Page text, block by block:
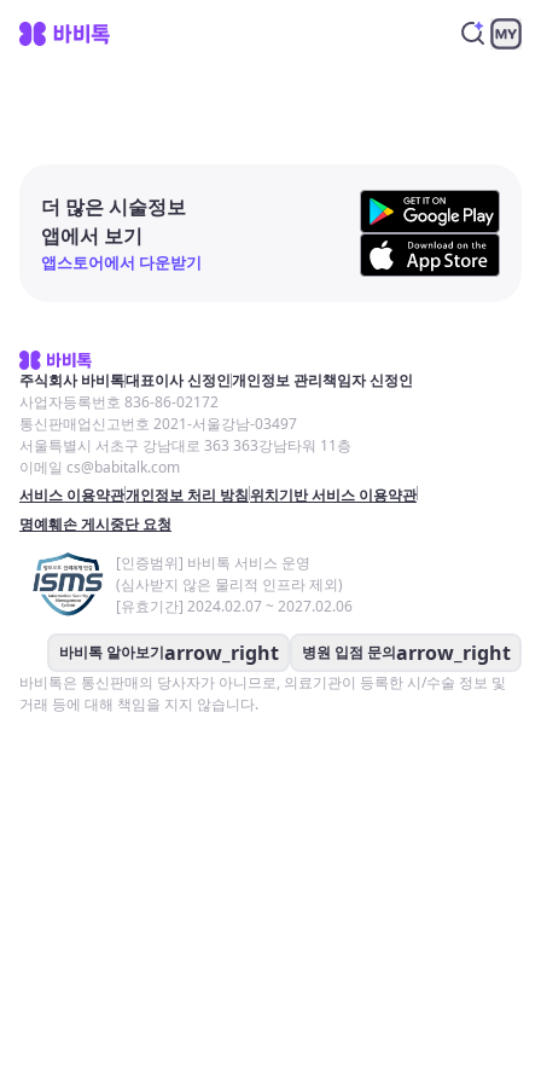
더 많은 시술정보
앱에서 보기
앱스토어에서 다운받기
주식회사 바비톡대표이사 신정인개인정보 관리책임자 신정인
사업자등록번호 836-86-02172
통신판매업신고번호 2021-서울강남-03497
서울특별시 서초구 강남대로 363 363강남타워 11층
이메일 cs@babitalk.com
서비스 이용약관개인정보 처리 방침위치기반 서비스 이용약관
명예훼손 게시중단 요청
[인증범위] 바비톡 서비스 운영
(심사받지 않은 물리적 인프라 제외)
[유효기간] 2024.02.07 ~ 2027.02.06
바비톡 알아보기arrow_right 병원 입점 문의arrow_right
바비톡은 통신판매의 당사자가 아니므로, 의료기관이 등록한 시/수술 정보 및
거래 등에 대해 책임을 지지 않습니다.